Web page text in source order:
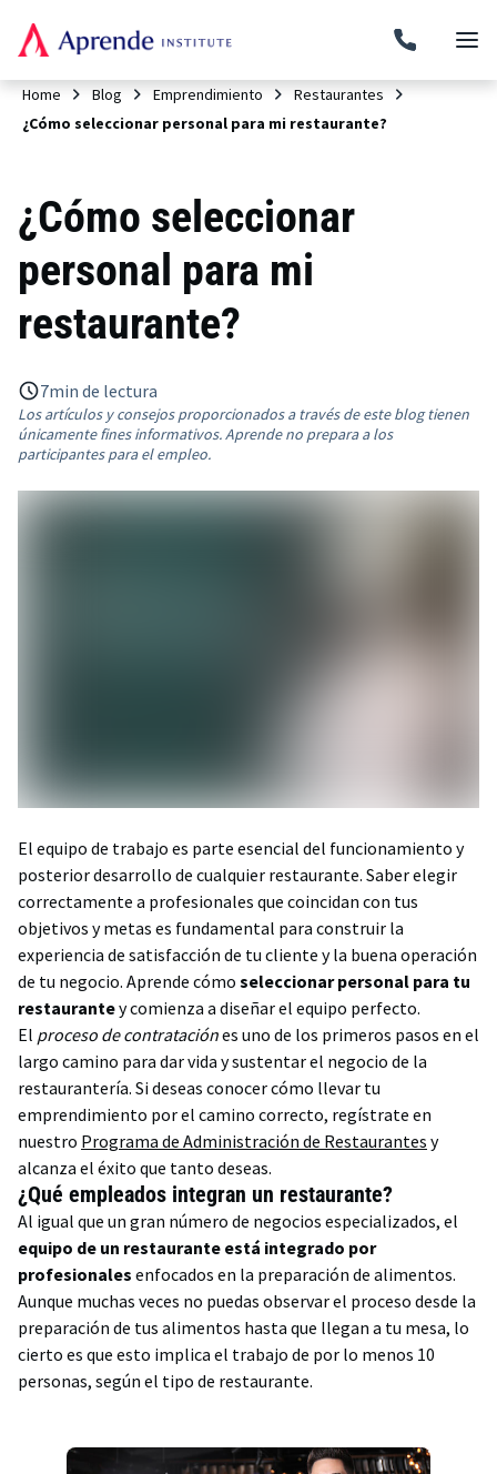
Home Blog Emprendimiento
Restaurantes
¿Cómo seleccionar personal para mi restaurante?
¿Cómo seleccionar
personal para mi
restaurante?
7min de lectura
Los artículos y consejos proporcionados a través de este blog tienen
únicamente fines informativos. Aprende no prepara a los
participantes para el empleo.
El equipo de trabajo es parte esencial del funcionamiento y
posterior desarrollo de cualquier restaurante. Saber elegir
correctamente a profesionales que coincidan con tus
objetivos y metas es fundamental para construir la
experiencia de satisfacción de tu cliente y la buena operación
de tu negocio. Aprende cómo seleccionar personal para tu
restaurantey comienza a diseñar el equipo perfecto.
El proceso de contrataciónes uno de los primeros pasos en el
largo camino para dar vida y sustentar el negocio de la
restaurantería. Si deseas conocer cómo llevar tu
emprendimiento por el camino correcto, regístrate en
nuestro Programa de Administración de Restaurantes y
alcanza el éxito que tanto deseas.
¿Qué empleados integran un restaurante?
Al igual que un gran número de negocios especializados, el
equipo de un restaurante está integrado por
profesionales enfocados en la preparación de alimentos.
Aunque muchas veces no puedas observar el proceso desde la
preparación de tus alimentos hasta que llegan a tu mesa, lo
cierto es que esto implica el trabajo de por lo menos 10
personas, según el tipo de restaurante.